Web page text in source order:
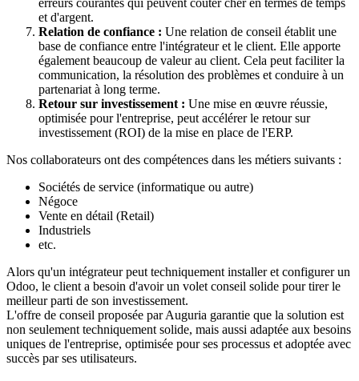
erreurs courantes qui peuvent coûter cher en termes de temps
et d'argent.
Relation de confiance : Une relation de conseil établit une
base de confiance entre l'intégrateur et le client. Elle apporte
également beaucoup de valeur au client. Cela peut faciliter la
communication, la résolution des problèmes et conduire à un
partenariat à long terme.
Retour sur investissement : Une mise en œuvre réussie,
optimisée pour l'entreprise, peut accélérer le retour sur
investissement (ROI) de la mise en place de l'ERP.
Nos collaborateurs ont des compétences dans les métiers suivants :
Sociétés de service (informatique ou autre)
Négoce
Vente en détail (Retail)
Industriels
etc.
Alors qu'un intégrateur peut techniquement installer et configurer un
Odoo, le client a besoin d'avoir un volet conseil solide pour tirer le
meilleur parti de son investissement.
L'offre de conseil proposée par Auguria garantie que la solution est
non seulement techniquement solide, mais aussi adaptée aux besoins
uniques de l'entreprise, optimisée pour ses processus et adoptée avec
succès par ses utilisateurs.